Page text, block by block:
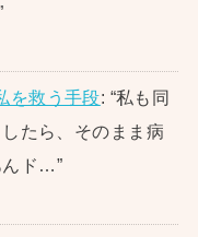
を救う手段: “私も同
たら、そのまま病
んド…”